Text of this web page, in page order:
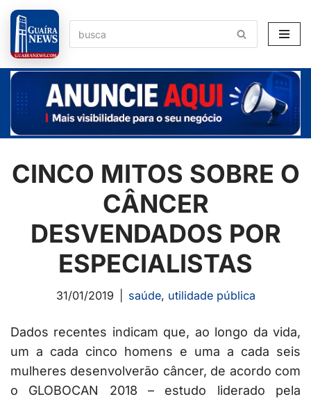
Pular
para
o
conteúdo
CINCO MITOS SOBRE O
CÂNCER
DESVENDADOS POR
ESPECIALISTAS
31/01/2019 saúde, utilidade pública
Dados recentes indicam que, ao longo da vida,
um a cada cinco homens e uma a cada seis
mulheres desenvolverão câncer, de acordo com
o GLOBOCAN 2018 – estudo liderado pela